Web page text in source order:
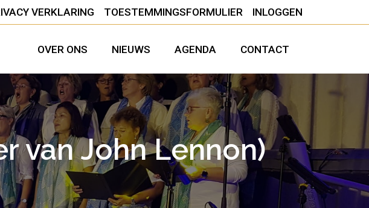
VERKLARING TOESTEMMINGSFORMULIER INLOGGEN
OVER ONS NIEUWS AGENDA CONTACT
van John Lennon)